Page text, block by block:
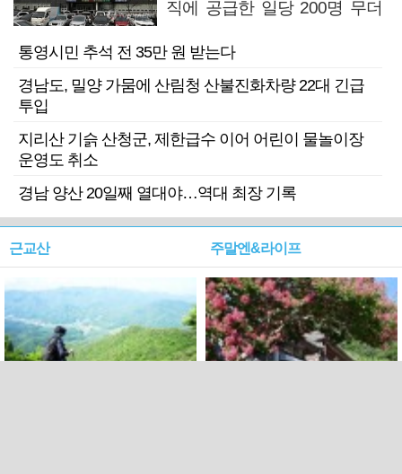
직에 공급한 일당 200명 무더
통영시민 추석 전 35만 원 받는다
경남도, 밀양 가뭄에 산림청 산불진화차량 22대 긴급
투입
지리산 기슭 산청군, 제한급수 이어 어린이 물놀이장
운영도 취소
경남 양산 20일째 열대야…역대 최장 기록
근교산 주말엔&라이프